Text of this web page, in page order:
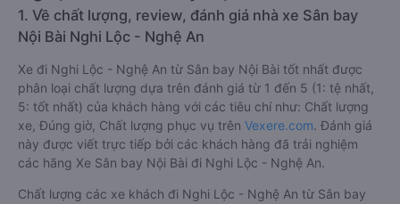
1. Về chất lượng, review, đánh giá nhà xe Sân bay
Nội Bài Nghi Lộc - Nghệ An
Xe đi Nghi Lộc - Nghệ An từ Sân bay Nội Bài tốt nhất được
phân loại chất lượng dựa trên đánh giá từ 1 đến 5 (1: tệ nhất,
5: tốt nhất) của khách hàng với các tiêu chí như: Chất lượng
xe, Đúng giờ, Chất lượng phục vụ trên Vexere.com. Đánh giá
này được viết trực tiếp bởi các khách hàng đã trải nghiệm
các hãng Xe Sân bay Nội Bài đi Nghi Lộc - Nghệ An.
Chất lượng các xe khách đi Nghi Lộc - Nghệ An từ Sân bay